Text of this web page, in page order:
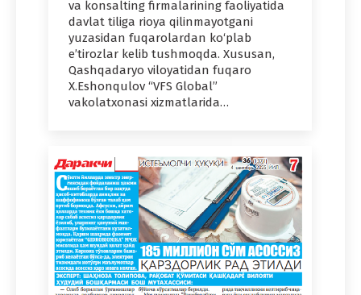
va konsalting firmalarining faoliyatida
davlat tiliga rioya qilinmayotgani
yuzasidan fuqarolardan ko‘plab
e’tirozlar kelib tushmoqda. Xususan,
Qashqadaryo viloyatidan fuqaro
X.Eshonqulov “VFS Global”
vakolatxonasi xizmatlarida…